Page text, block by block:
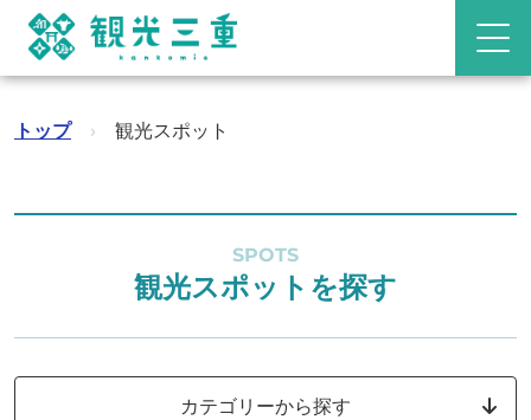
トップ › 観光スポット
SPOTS
観光スポットを探す
カテゴリーから探す